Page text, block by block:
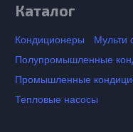
Каталог
Кондиционеры
Мульти
Полупромышленные
Промышленные
Тепловые насосы